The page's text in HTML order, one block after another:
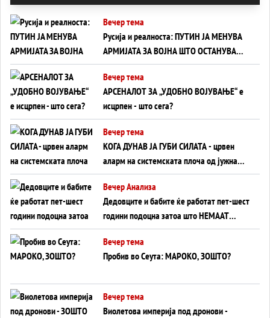
Вечер тема
Русија и реалноста: ПУТИН ЈА МЕНУВА
АРМИЈАТА ЗА ВОЈНА ШТО ОСТАНУВА
БЕЗ ФРОНТ
Вечер тема
АРСЕНАЛОТ ЗА „УДОБНО ВОЈУВАЊЕ“ е
исцрпен - што сега?
Вечер тема
КОГА ДУНАВ ЈА ГУБИ СИЛАТА - црвен
аларм на системската плоча од јужна
Германија до Црното Море...
Вечер Анализа
Дедовците и бабите ќе работат пет-шест
години подоцна затоа што НЕМААТ
ВНУЦИ ДА ГИ ЗАМЕНАТ
Вечер тема
Пробив во Сеута: МАРОКО, ЗОШТО?
Вечер тема
Виолетова империја под дронови -